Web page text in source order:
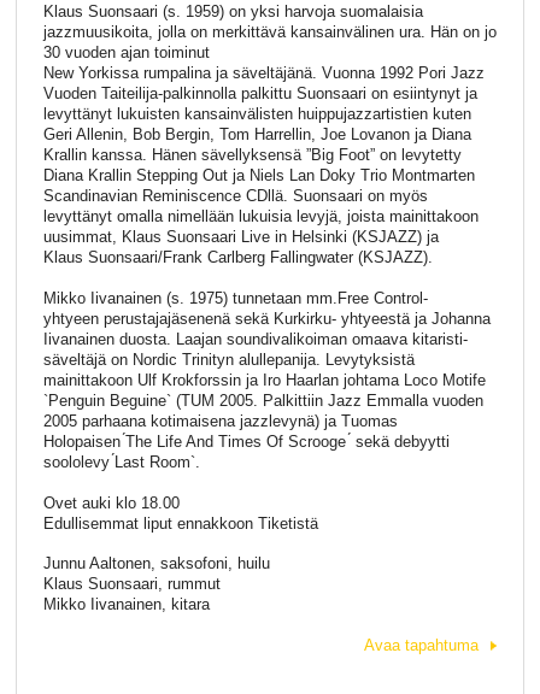
Klaus Suonsaari (s. 1959) on yksi harvoja suomalaisia
jazzmuusikoita, jolla on merkittävä kansainvälinen ura. Hän on jo
30 vuoden ajan toiminut
New Yorkissa rumpalina ja säveltäjänä. Vuonna 1992 Pori Jazz
Vuoden Taiteilija-palkinnolla palkittu Suonsaari on esiintynyt ja
levyttänyt lukuisten kansainvälisten huippujazzartistien kuten
Geri Allenin, Bob Bergin, Tom Harrellin, Joe Lovanon ja Diana
Krallin kanssa. Hänen sävellyksensä ”Big Foot” on levytetty
Diana Krallin Stepping Out ja Niels Lan Doky Trio Montmarten
Scandinavian Reminiscence CDllä. Suonsaari on myös
levyttänyt omalla nimellään lukuisia levyjä, joista mainittakoon
uusimmat, Klaus Suonsaari Live in Helsinki (KSJAZZ) ja
Klaus Suonsaari/Frank Carlberg Fallingwater (KSJAZZ).
Mikko Iivanainen (s. 1975) tunnetaan mm.Free Control-
yhtyeen perustajajäsenenä sekä Kurkirku- yhtyeestä ja Johanna
Iivanainen duosta. Laajan soundivalikoiman omaava kitaristi-
säveltäjä on Nordic Trinityn alullepanija. Levytyksistä
mainittakoon Ulf Krokforssin ja Iro Haarlan johtama Loco Motife
`Penguin Beguine` (TUM 2005. Palkittiin Jazz Emmalla vuoden
2005 parhaana kotimaisena jazzlevynä) ja Tuomas
Holopaisen ́The Life And Times Of Scrooge ́ sekä debyytti
soololevy ́Last Room`.
Ovet auki klo 18.00
Edullisemmat liput ennakkoon Tiketistä
Junnu Aaltonen, saksofoni, huilu
Klaus Suonsaari, rummut
Mikko Iivanainen, kitara
Avaa tapahtuma